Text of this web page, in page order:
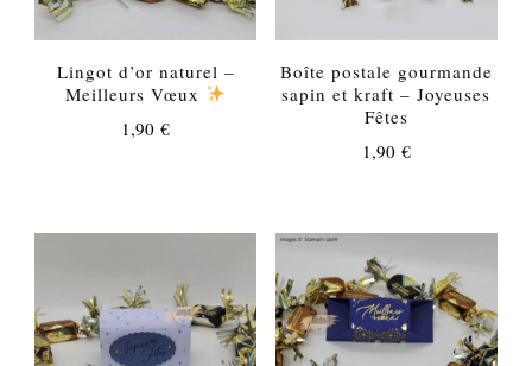
Lingot d’or naturel –
Meilleurs Vœux
1,90€
Boîte postale gourmande
sapin et kraft – Joyeuses
Fêtes
1,90 €